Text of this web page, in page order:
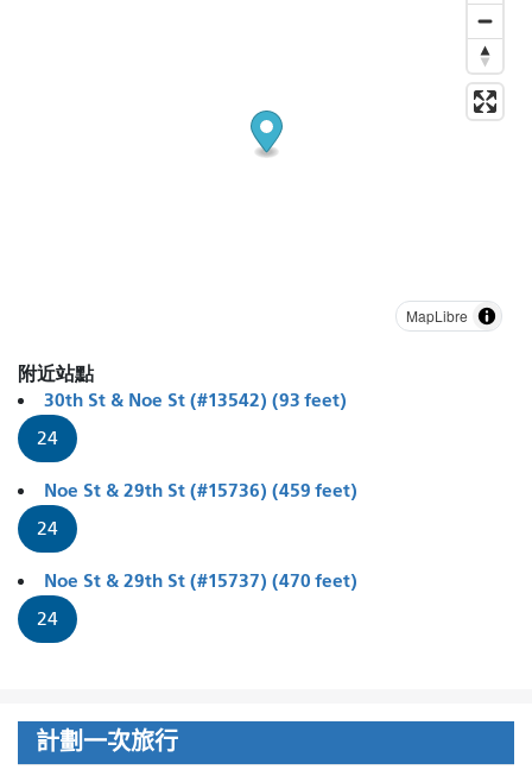
MapLibre
附近站點
30th St & Noe St (#13542) (93 feet)
24
Noe St & 29th St (#15736) (459 feet)
24
Noe St & 29th St (#15737) (470 feet)
24
計劃一次旅行